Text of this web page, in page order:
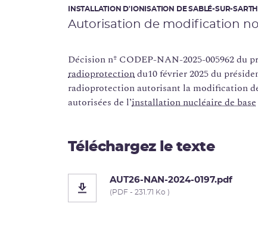
INSTALLATION D'IONISATION DE SABLÉ-SUR-
Autorisation de modification
Décision nº CODEP-NAN-2025-005962 du
radioprotectiondu10 février 2025 du
radioprotection autorisant la modification
autorisées de l’installation nucléaire de base
Téléchargez le texte
AUT26-NAN-2024-0197.pdf
(PDF - 231.71 Ko )